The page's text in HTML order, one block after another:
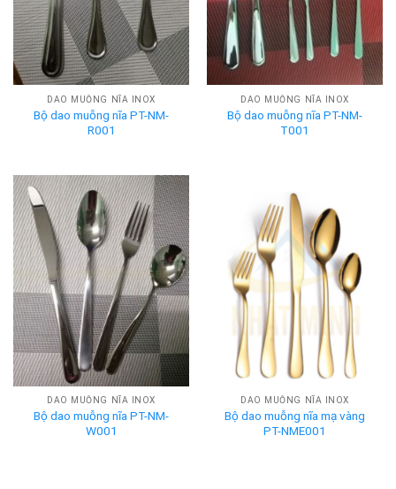
DAO MUỖNG NĨA INOX
Bộ dao muỗng nĩa PT-NM-
R001
DAO MUỖNG NĨA INOX
Bộ dao muỗng nĩa PT-NM-
T001
DAO MUỖNG NĨA INOX
Bộ dao muỗng nĩa PT-NM-
W001
DAO MUỖNG NĨA INOX
Bộ dao muỗng nĩa mạ vàng
PT-NME001